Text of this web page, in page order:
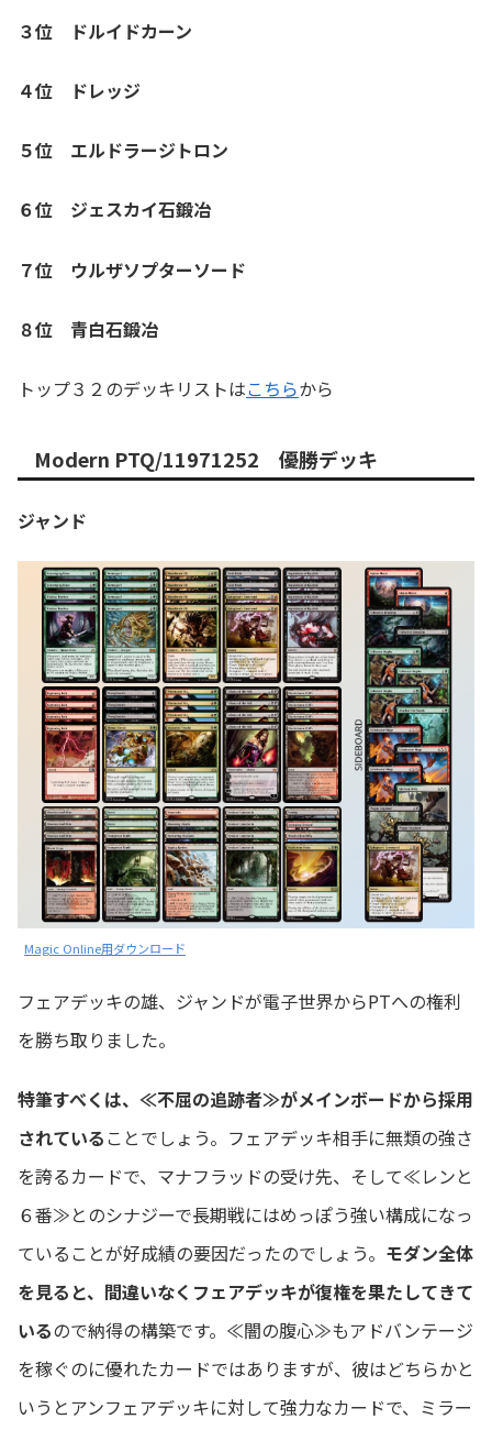
３位 ドルイドカーン
４位 ドレッジ
５位 エルドラージトロン
６位 ジェスカイ石鍛冶
７位 ウルザソプターソード
８位 青白石鍛冶
トップ３２のデッキリストはこちらから
Modern PTQ/11971252 優勝デッキ
ジャンド
Magic Online用ダウンロード
フェアデッキの雄、ジャンドが電子世界からPTへの権利
を勝ち取りました。
特筆すべくは、≪不屈の追跡者≫がメインボードから採用
されている ことでしょう。フェアデッキ相手に無類の強さ
を誇るカードで、マナフラッドの受け先、そして≪レンと
６番≫とのシナジーで長期戦にはめっぽう強い構成になっ
ていることが好成績の要因だったのでしょう。 モダン全体
を見ると、間違いなくフェアデッキが復権を果たしてきて
いるので納得の構築です。≪闇の腹心≫もアドバンテージ
を稼ぐのに優れたカードではありますが、彼はどちらかと
いうとアンフェアデッキに対して強力なカードで、ミラー